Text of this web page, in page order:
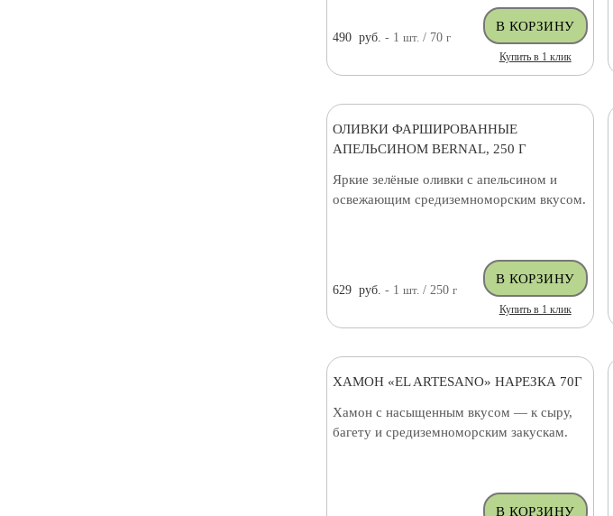
490 руб. - 1 шт./ 70 г
Купить в 1 клик
ОЛИВКИ ФАРШИРОВАННЫЕ
АПЕЛЬСИНОМ BERNAL, 250 Г
Яркие зелёные оливки с апельсином и
освежающим средиземноморским вкусом.
629 руб. - 1 шт./ 250 г
Купить в 1 клик
ХАМОН «EL ARTESANO» НАРЕЗКА 70Г
Хамон с насыщенным вкусом — к сыру,
багету и средиземноморским закускам.